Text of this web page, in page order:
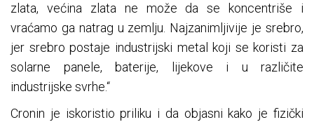
zlata, većina zlata ne može da se koncentriše i
vraćamo ga natrag u zemlju. Najzanimljivije je srebro,
jer srebro postaje industrijski metal koji se koristi za
solarne panele, baterije, lijekove i u različite
industrijske svrhe.“
Cronin je iskoristio priliku i da objasni kako je fizički